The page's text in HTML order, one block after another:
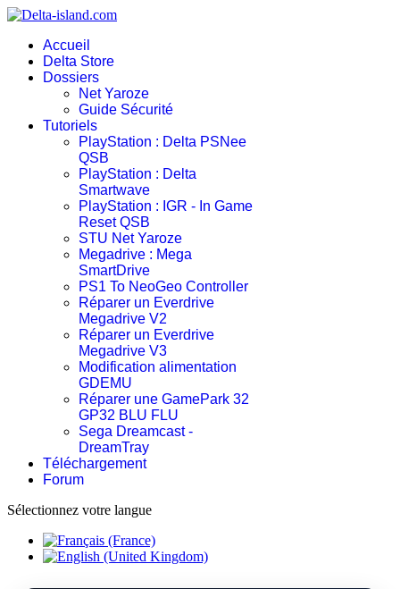
Accueil
Delta Store
Dossiers
Net Yaroze
Guide Sécurité
Tutoriels
PlayStation : Delta PSNee
QSB
PlayStation : Delta
Smartwave
PlayStation : IGR - In Game
Reset QSB
STU Net Yaroze
Megadrive : Mega
SmartDrive
PS1 To NeoGeo Controller
Réparer un Everdrive
Megadrive V2
Réparer un Everdrive
Megadrive V3
Modification alimentation
GDEMU
Réparer une GamePark 32
GP32 BLU FLU
Sega Dreamcast -
DreamTray
Téléchargement
Forum
Sélectionnez votre langue